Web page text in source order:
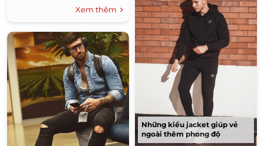
Xem thêm
Những kiểu jacket giúp vẻ
ngoài thêm phong độ